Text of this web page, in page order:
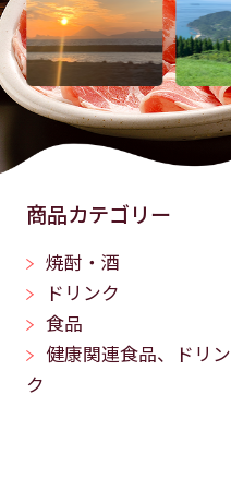
商品カテゴリー
焼酎・酒
ドリンク
食品
健康関連食品、ドリン
ク